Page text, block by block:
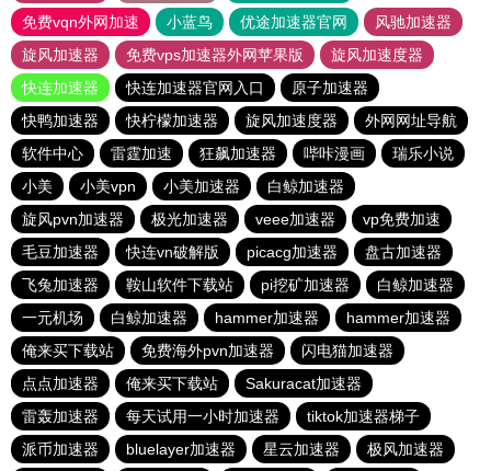
免费vqn外网加速
小蓝鸟 优途加速器官网
风驰加速器
旋风加速器
免费vps加速器外网苹果版
旋风加速度器
快连加速器
快连加速器官网入口
原子加速器
快鸭加速器
快柠檬加速器 旋风加速度器
外网网址导航
软件中心
雷霆加速 狂飙加速器 哔咔漫画
瑞乐小说
小美
小美vpn 小美加速器
白鲸加速器
旋风pvn加速器
极光加速器 veee加速器
vp免费加速
毛豆加速器
快连vn破解版 picacg加速器
盘古加速器
飞兔加速器
鞍山软件下载站 pi挖矿加速器
白鲸加速器
一元机场
白鲸加速器 hammer加速器
hammer加速器
俺来买下载站
免费海外pvn加速器
闪电猫加速器
点点加速器
俺来买下载站
Sakuracat加速器
雷轰加速器
每天试用一小时加速器
tiktok加速器梯子
派币加速器
bluelayer加速器 星云加速器 极风加速器